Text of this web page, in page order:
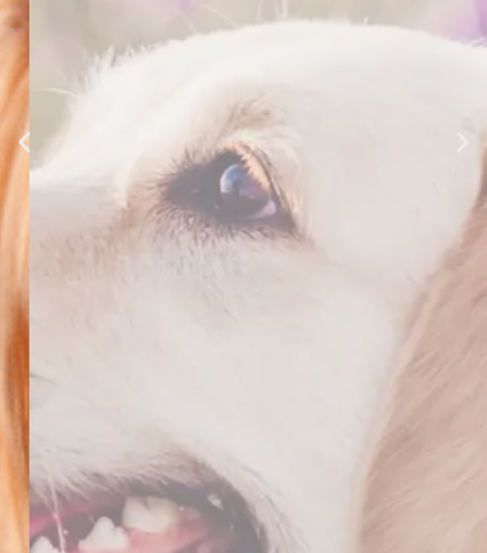
Ofertas
Echa un vistazo a nuestras ultimas ofertas
Ver ofertas